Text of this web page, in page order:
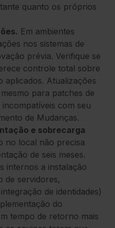
quanto os próprios
Em ambientes
nos sistemas de
prévia. Verifique se
controle total sobre
aplicados. Atualizações
para patches de
com seu
de Mudanças.
e sobrecarga
no local não precisa
de seis meses.
internos a instalação
de servidores,
de identidades)
do
tempo de retorno mais